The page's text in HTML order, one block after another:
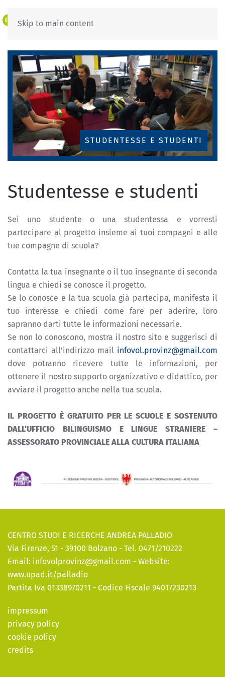
Skip to main content
IT DE
STUDENTESSE E STUDENTI
Studentesse e studenti
Sei uno studente o una studentessa e vorresti
partecipare al progetto insieme ai tuoi compagni e alle
tue compagne di scuola?
Contatta la tua insegnante o il tuo insegnante di seconda
lingua e chiedi se conosce il progetto.
Se lo conosce e la tua scuola già partecipa, manifesta il
tuo interesse e chiedi come fare per aderire, loro
sapranno darti tutte le informazioni necessarie.
Se non lo conoscono, mostra il nostro sito e suggerisci di
contattarci all’indirizzo mail infovol.provinz@gmail.com
dove potranno ricevere tutte le informazioni, per
ottenere il nostro supporto organizzativo e didattico, per
avviare il progetto anche nella tua scuola.
IL PROGETTO È GRATUITO PER LE SCUOLE E SOSTENUTO
DALL’UFFICIO BILINGUISMO E LINGUE STRANIERE –
ASSESSORATO PROVINCIALE ALLA CULTURA ITALIANA
CENTRO STUDI E RICERCHE ANDREA PALLADIO
Via Firenze, 51 - 39100 Bolzano - Tel. 0471/210222
Email: infovolprovinz@gmail.com - Website:
www.upad.it/palladio
Partita Iva 01338970211 - Codice Fiscale 94017230213
impressum
privacy policy
cookie policy
credits